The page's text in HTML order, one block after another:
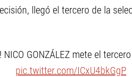
llegó el tercero de la
NICO GONZÁLEZ mete el
pic.twitter.com/ICxU4bkGgP